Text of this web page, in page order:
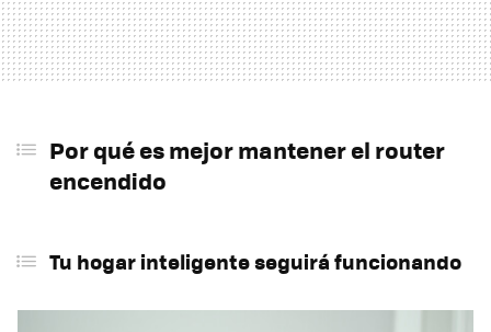
Por qué es mejor mantener el router
encendido
Tu hogar inteligente seguirá funcionando